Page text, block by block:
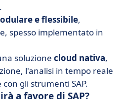
.
e flessibile,
spesso implementato in
soluzione cloud nativa,
l'analisi in tempo reale
gli strumenti SAP.
a favore di SAP?